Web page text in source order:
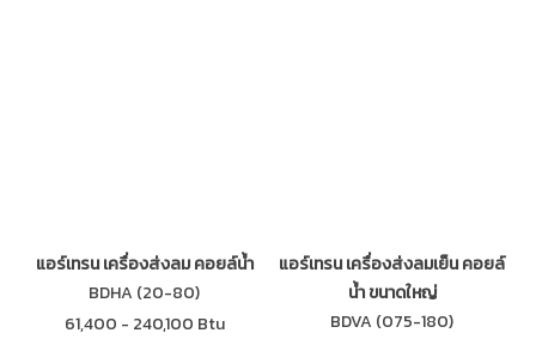
แอร์เทรน เครื่องส่งลม คอยล์น้ำ
BDHA (20-80)
61,400 - 240,100 Btu
แอร์เทรน เครื่องส่งลมเย็น คอยล์
น้ำ ขนาดใหญ่
BDVA (075-180)